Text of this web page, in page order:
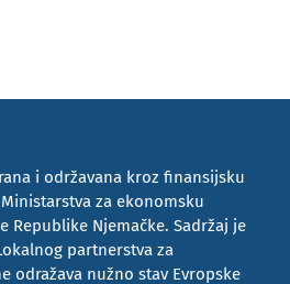
i održavana kroz finansijsku
za ekonomsku
Republike Njemačke. Sadržaj je
partnerstva za
odražava nužno stav Evropske